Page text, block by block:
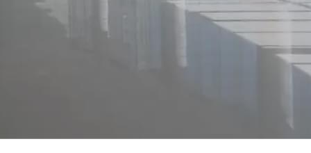
Цена за помещение